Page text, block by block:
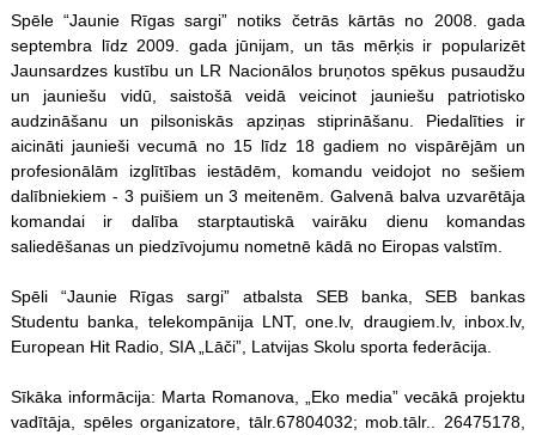
Spēle “Jaunie Rīgas sargi” notiks četrās kārtās no 2008. gada
septembra līdz 2009. gada jūnijam, un tās mērķis ir popularizēt
Jaunsardzes kustību un LR Nacionālos bruņotos spēkus pusaudžu
un jauniešu vidū, saistošā veidā veicinot jauniešu patriotisko
audzināšanu un pilsoniskās apziņas stiprināšanu. Piedalīties ir
aicināti jaunieši vecumā no 15 līdz 18 gadiem no vispārējām un
profesionālām izglītības iestādēm, komandu veidojot no sešiem
dalībniekiem - 3 puišiem un 3 meitenēm. Galvenā balva uzvarētāja
komandai ir dalība starptautiskā vairāku dienu komandas
saliedēšanas un piedzīvojumu nometnē kādā no Eiropas valstīm.
Spēli “Jaunie Rīgas sargi” atbalsta SEB banka, SEB bankas
Studentu banka, telekompānija LNT, one.lv, draugiem.lv, inbox.lv,
European Hit Radio, SIA „Lāči”, Latvijas Skolu sporta federācija.
Sīkāka informācija: Marta Romanova, „Eko media” vecākā projektu
vadītāja, spēlesorganizatore, tālr.67804032; mob.tālr.. 26475178,